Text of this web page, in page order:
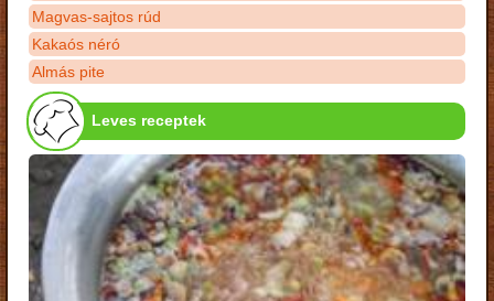
Magvas-sajtos rúd
Kakaós néró
Almás pite
Leves receptek